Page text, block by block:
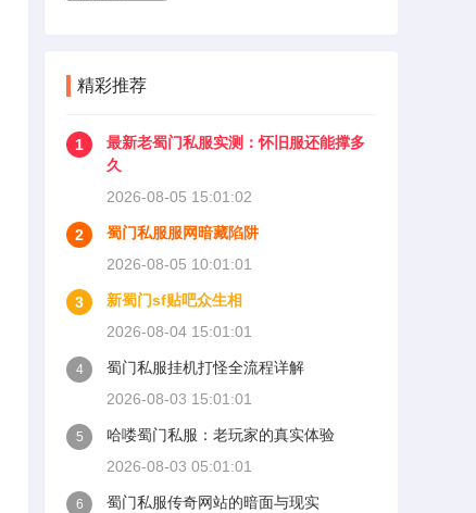
精彩推荐
1
最新老蜀门私服实测：怀旧服还能撑多
久
2026-08-05 15:01:02
2
蜀门私服服网暗藏陷阱
2026-08-05 10:01:01
3
新蜀门sf贴吧众生相
2026-08-04 15:01:01
4
蜀门私服挂机打怪全流程详解
2026-08-03 15:01:01
5
哈喽蜀门私服：老玩家的真实体验
2026-08-03 05:01:01
6
蜀门私服传奇网站的暗面与现实